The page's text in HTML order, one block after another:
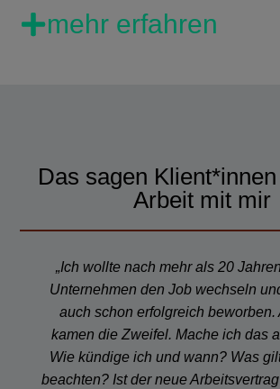
mehr erfahren
Das sagen
Arbeit mit mir
„Ich wollte nach mehr als 20
Unternehmen den Job wechseln
auch schon erfolgreich beworben.
kamen die Zweifel. Mache ich das
Wie kündige ich und wann? Was
beachten? Ist der neue